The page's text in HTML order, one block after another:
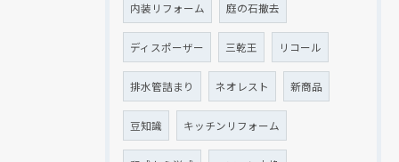
内装リフォーム 庭の石撤去
ディスポーザー 三乾王 リコール
排水管詰まり ネオレスト 新商品
豆知識 キッチンリフォーム